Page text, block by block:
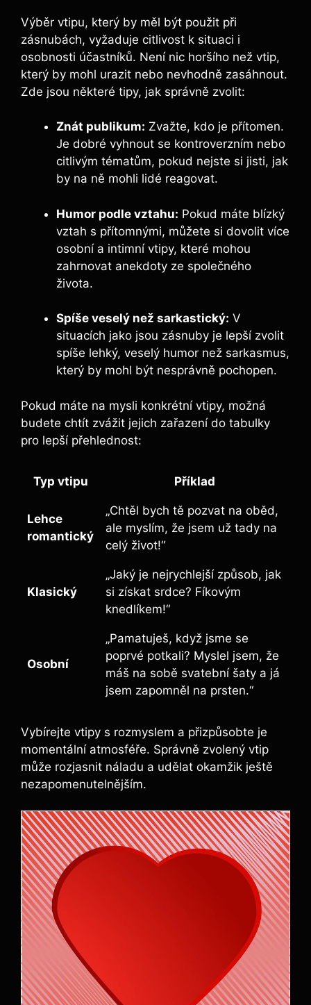
Výběr vtipu, který by měl být použit při
zásnubách, vyžaduje citlivost k situaci i
osobnosti účastníků. Není nic horšího než vtip,
který by mohl urazit nebo nevhodně zasáhnout.
Zde jsou některé tipy, jak správně zvolit:
Znát publikum: Zvažte, kdo je přítomen.
Je dobré vyhnout se kontroverzním nebo
citlivým tématům, pokud nejste si jisti, jak
by na ně mohli lidé reagovat.
Humor podle vztahu: Pokud máte blízký
vztah s přítomnými, můžete si dovolit více
osobní a intimní vtipy, které mohou
zahrnovat anekdoty ze společného
života.
Spíše veselý než sarkastický: V
situacích jako jsou zásnuby je lepší zvolit
spíše lehký, veselý humor než sarkasmus,
který by mohl být nesprávně pochopen.
Pokud máte na mysli konkrétní vtipy, možná
budete chtít zvážit jejich zařazení do tabulky
pro lepší přehlednost:
Typ vtipu Příklad
Lehce
romantický
„Chtěl bych tě pozvat na oběd,
ale myslím, že jsem už tady na
celý život!“
Klasický
„Jaký je nejrychlejší způsob, jak
si získat srdce? Fíkovým
knedlíkem!“
Osobní
„Pamatuješ, když jsme se
poprvé potkali? Myslel jsem, že
máš na sobě svatební šaty a já
jsem zapomněl na prsten.“
Vybírejte vtipy s rozmyslem a přizpůsobte je
momentální atmosféře. Správně zvolený vtip
může rozjasnit náladu a udělat okamžik ještě
nezapomenutelnějším.